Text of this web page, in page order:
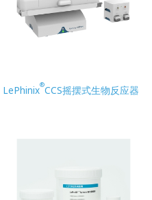
LePhinix®CCS摇摆式生物反应器